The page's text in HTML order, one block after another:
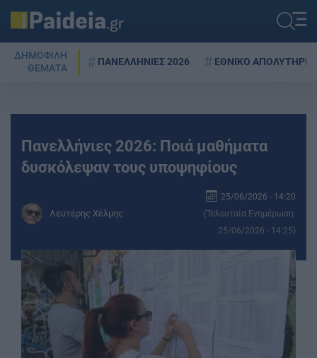
ΔΗΜΟΦΙΛΗ
ΘΕΜΑΤΑ
ΠΑΝΕΛΛΗΝΙΕΣ 2026 ΕΘΝΙΚΟ ΑΠΟΛΥΤΗΡΙΟ
Πανελλήνιες 2026: Ποιά μαθήματα
δυσκόλεψαν τους υποψηφίους
Λευτέρης Χέλμης
25/06/2026 - 14:20
(Τελευταία Ενημέρωση:
25/06/2026 - 14:25)